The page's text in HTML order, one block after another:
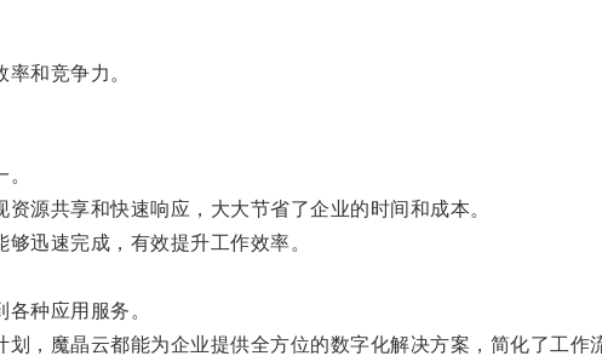
和竞争力。
共享和快速响应，大大节省了企业的时间和成本。
迅速完成，有效提升工作效率。
种应用服务。
魔晶云都能为企业提供全方位的数字化解决方案，简化了工作